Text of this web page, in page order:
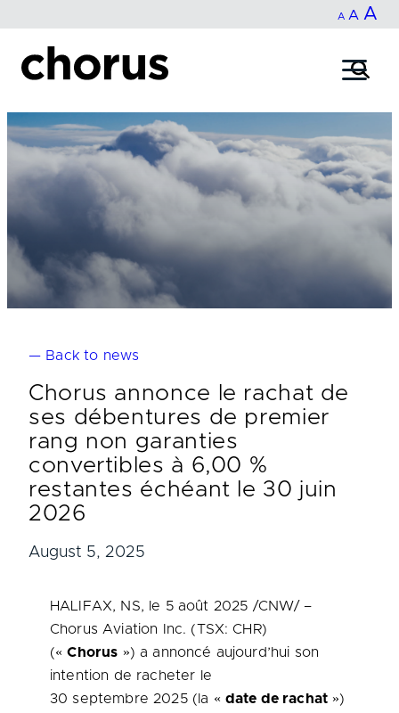
content
A Decrease
size.
A Reset
size.
A
— Back to news
Chorus annonce le rachat de
ses débentures de premier
rang non garanties
convertibles à 6,00 %
restantes échéant le 30 juin
2026
August 5, 2025
HALIFAX, NS, le 5 août 2025 /CNW/ –
Chorus Aviation Inc. (TSX: CHR)
(«Chorus ») a annoncé aujourd’hui son
intention de racheter le
30 septembre 2025 (la « date de rachat »)